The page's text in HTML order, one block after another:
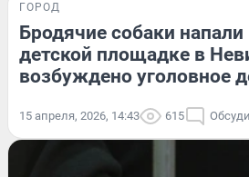
ГОРОД
Бродячие собаки
детской площадке в
возбуждено уголовное
15 апреля, 2026, 14:43 615